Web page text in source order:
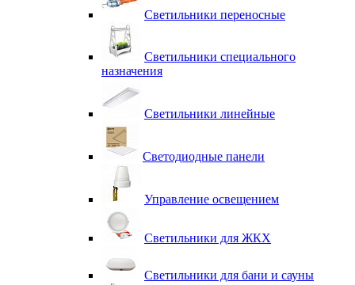
Светильники переносные
Светильники специального
назначения
Светильники линейные
Светодиодные панели
Управление освещением
Светильники для ЖКХ
Светильники для бани и сауны